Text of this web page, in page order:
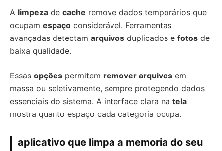
A limpeza de cache remove dados temporários que
ocupam espaço considerável. Ferramentas
avançadas detectam arquivos duplicados e fotos de
baixa qualidade.
Essas opções permitem remover arquivos em
massa ou seletivamente, sempre protegendo dados
essenciais do sistema. A interface clara na tela
mostra quanto espaço cada categoria ocupa.
aplicativo que limpa a memoria do seu